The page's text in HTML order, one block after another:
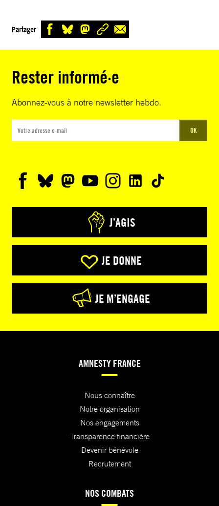
Partager
Rester informé·e
Abonnez-vous à notre newsletter hebdo.
OK
J’AGIS
JE DONNE
JE M’ENGAGE
AMNESTY FRANCE
Nous connaître
Notre organisation
Nos engagements
Transparence financière
Devenir bénévole
Recrutement
NOS COMBATS